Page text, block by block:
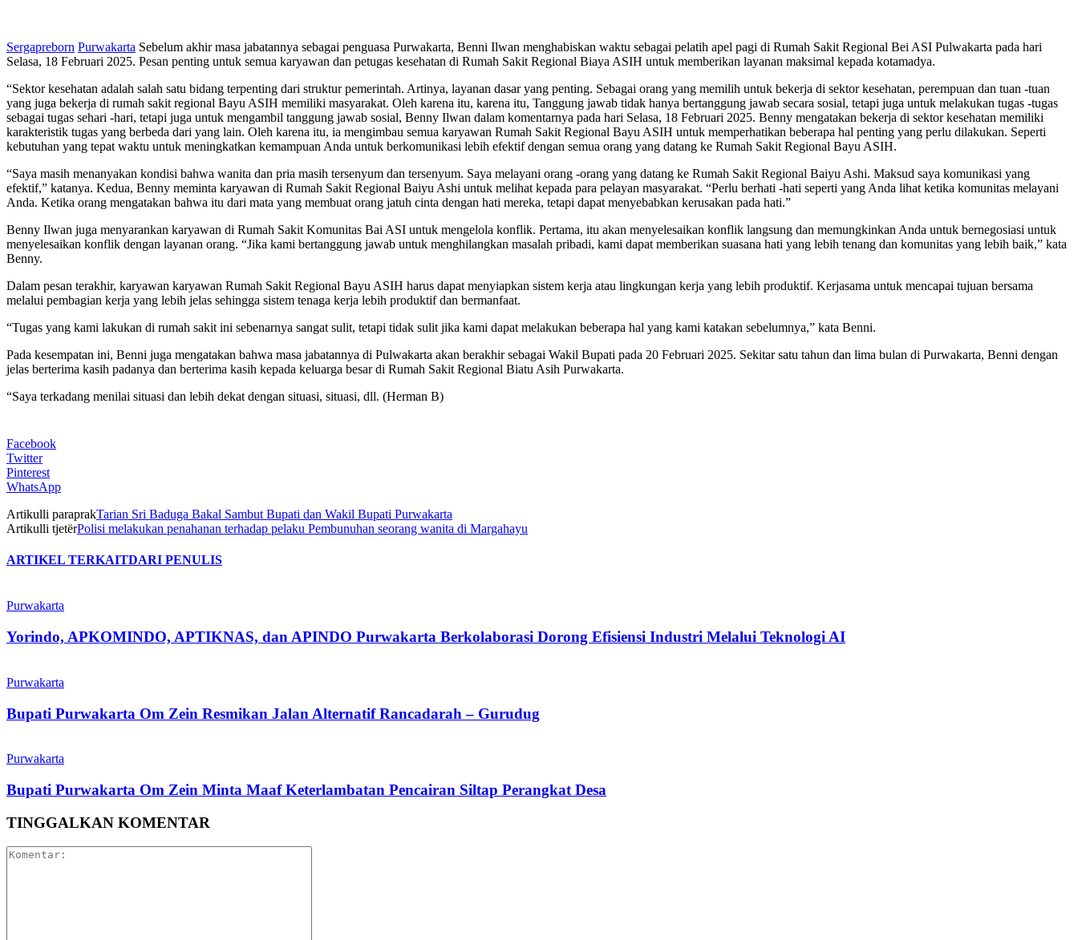
Sergapreborn Purwakarta Sebelum akhir masa jabatannya sebagai penguasa Purwakarta, Benni Ilwan menghabiskan waktu sebagai pelatih apel pagi di Rumah Sakit Regional Bei ASI Pulwakarta pada hari
Selasa, 18 Februari 2025. Pesan penting untuk semua karyawan dan petugas kesehatan di Rumah Sakit Regional Biaya ASIH untuk memberikan layanan maksimal kepada kotamadya.
“Sektor kesehatan adalah salah satu bidang terpenting dari struktur pemerintah. Artinya, layanan dasar yang penting. Sebagai orang yang memilih untuk bekerja di sektor kesehatan, perempuan dan tuan -tuan
yang juga bekerja di rumah sakit regional Bayu ASIH memiliki masyarakat. Oleh karena itu, karena itu, Tanggung jawab tidak hanya bertanggung jawab secara sosial, tetapi juga untuk melakukan tugas -tugas
sebagai tugas sehari -hari, tetapi juga untuk mengambil tanggung jawab sosial, Benny Ilwan dalam komentarnya pada hari Selasa, 18 Februari 2025. Benny mengatakan bekerja di sektor kesehatan memiliki
karakteristik tugas yang berbeda dari yang lain. Oleh karena itu, ia mengimbau semua karyawan Rumah Sakit Regional Bayu ASIH untuk memperhatikan beberapa hal penting yang perlu dilakukan. Seperti
kebutuhan yang tepat waktu untuk meningkatkan kemampuan Anda untuk berkomunikasi lebih efektif dengan semua orang yang datang ke Rumah Sakit Regional Bayu ASIH.
“Saya masih menanyakan kondisi bahwa wanita dan pria masih tersenyum dan tersenyum. Saya melayani orang -orang yang datang ke Rumah Sakit Regional Baiyu Ashi. Maksud saya komunikasi yang
efektif,” katanya. Kedua, Benny meminta karyawan di Rumah Sakit Regional Baiyu Ashi untuk melihat kepada para pelayan masyarakat. “Perlu berhati -hati seperti yang Anda lihat ketika komunitas melayani
Anda. Ketika orang mengatakan bahwa itu dari mata yang membuat orang jatuh cinta dengan hati mereka, tetapi dapat menyebabkan kerusakan pada hati.”
Benny Ilwan juga menyarankan karyawan di Rumah Sakit Komunitas Bai ASI untuk mengelola konflik. Pertama, itu akan menyelesaikan konflik langsung dan memungkinkan Anda untuk bernegosiasi untuk
menyelesaikan konflik dengan layanan orang. “Jika kami bertanggung jawab untuk menghilangkan masalah pribadi, kami dapat memberikan suasana hati yang lebih tenang dan komunitas yang lebih baik,” kata
Benny.
Dalam pesan terakhir, karyawan karyawan Rumah Sakit Regional Bayu ASIH harus dapat menyiapkan sistem kerja atau lingkungan kerja yang lebih produktif. Kerjasama untuk mencapai tujuan bersama
melalui pembagian kerja yang lebih jelas sehingga sistem tenaga kerja lebih produktif dan bermanfaat.
“Tugas yang kami lakukan di rumah sakit ini sebenarnya sangat sulit, tetapi tidak sulit jika kami dapat melakukan beberapa hal yang kami katakan sebelumnya,” kata Benni.
Pada kesempatan ini, Benni juga mengatakan bahwa masa jabatannya di Pulwakarta akan berakhir sebagai Wakil Bupati pada 20 Februari 2025. Sekitar satu tahun dan lima bulan di Purwakarta, Benni dengan
jelas berterima kasih padanya dan berterima kasih kepada keluarga besar di Rumah Sakit Regional Biatu Asih Purwakarta.
“Saya terkadang menilai situasi dan lebih dekat dengan situasi, situasi, dll. (Herman B)
Facebook
Twitter
Pinterest
WhatsApp
Artikulli paraprakTarian Sri Baduga Bakal Sambut Bupati dan Wakil Bupati Purwakarta
Artikulli tjetërPolisi melakukan penahanan terhadap pelaku Pembunuhan seorang wanita di Margahayu
ARTIKEL TERKAITDARI PENULIS
Purwakarta
Yorindo, APKOMINDO, APTIKNAS, dan APINDO Purwakarta Berkolaborasi Dorong Efisiensi Industri Melalui Teknologi AI
Purwakarta
Bupati Purwakarta Om Zein Resmikan Jalan Alternatif Rancadarah – Gurudug
Purwakarta
Bupati Purwakarta Om Zein Minta Maaf Keterlambatan Pencairan Siltap Perangkat Desa
TINGGALKAN KOMENTAR